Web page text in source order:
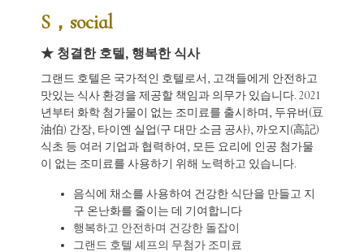
S，social
★ 청결한 호텔, 행복한 식사
그랜드 호텔은 국가적인 호텔로서, 고객들에게 안전하고
맛있는 식사 환경을 제공할 책임과 의무가 있습니다. 2021
년부터 화학 첨가물이 없는 조미료를 출시하며, 두유버(豆
油伯) 간장, 타이옌 실업(구 대만 소금 공사), 까오지(高記)
식초 등 여러 기업과 협력하여, 모든 요리에 인공 첨가물
이 없는 조미료를 사용하기 위해 노력하고 있습니다.
음식에 채소를 사용하여 건강한 식단을 만들고 지
구 온난화를 줄이는 데 기여합니다
행복하고 안전하며 건강한 돌잡이
그랜드 호텔 셰프의 무첨가 조미료